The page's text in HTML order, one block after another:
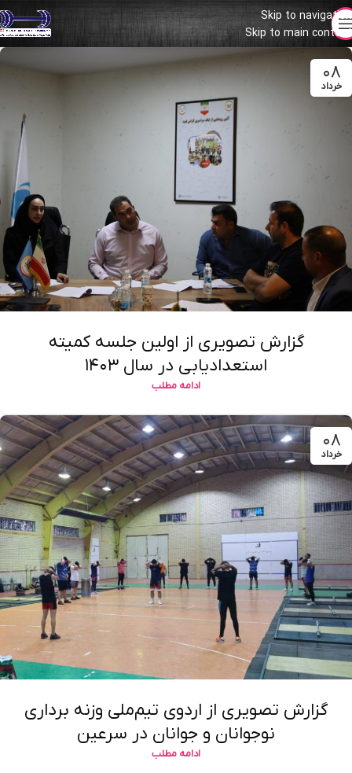
Skip to navigation
Skip to main content
۰۸
خرداد
گزارش تصویری از اولین جلسه کمیته
استعدادیابی در سال ۱۴۰۳
ادامه مطلب
۰۸
خرداد
گزارش تصویری از اردوی تیم‌ملی وزنه برداری
نوجوانان و جوانان در سرعین
ادامه مطلب